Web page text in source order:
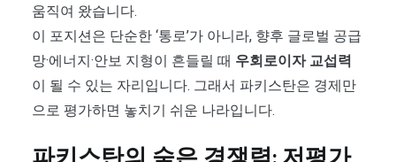
움직여 왔습니다.
이 포지션은 단순한 ‘통로’가 아니라, 향후 글로벌 공급
망·에너지·안보 지형이 흔들릴 때 우회로이자 교섭력
이 될 수 있는 자리입니다. 그래서 파키스탄은 경제만
으로 평가하면 놓치기 쉬운 나라입니다.